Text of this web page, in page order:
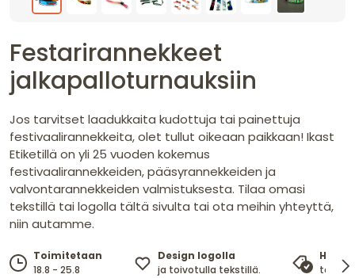
Festarirannekkeet
jalkapalloturnauksiin
Jos tarvitset laadukkaita kudottuja tai painettuja
festivaalirannekkeita, olet tullut oikeaan paikkaan! Ikast
Etiketillä on yli 25 vuoden kokemus
festivaalirannekkeiden, pääsyrannekkeiden ja
valvontarannekkeiden valmistuksesta. Tilaa omasi
tekstillä tai logolla tältä sivulta tai ota meihin yhteyttä,
niin autamme.
Toimitetaan
18.8 - 25.8
Design logolla
ja toivotulla tekstillä.
takaa